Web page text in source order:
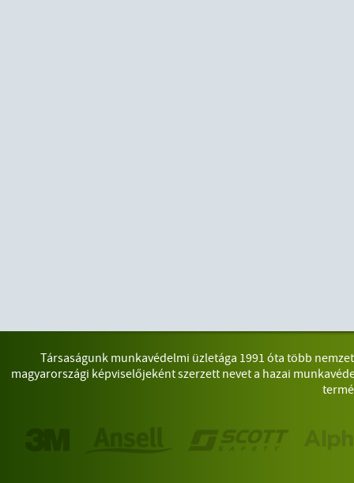
Társaságunk munkavédelmi üzletága 1991 óta több
magyarországi képviselőjeként szerzett nevet a hazai